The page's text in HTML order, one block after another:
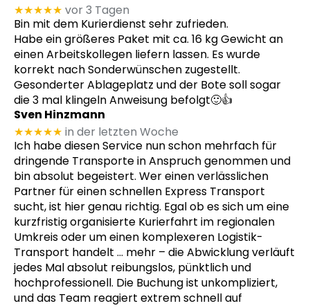
★★★★★ vor 3 Tagen
Bin mit dem Kurierdienst sehr zufrieden.
Habe ein größeres Paket mit ca. 16 kg Gewicht an
einen Arbeitskollegen liefern lassen. Es wurde
korrekt nach Sonderwünschen zugestellt.
Gesonderter Ablageplatz und der Bote soll sogar
die 3 mal klingeln Anweisung befolgt🙂👍
Sven Hinzmann
★★★★★ in der letzten Woche
Ich habe diesen Service nun schon mehrfach für
dringende Transporte in Anspruch genommen und
bin absolut begeistert. Wer einen verlässlichen
Partner für einen schnellen Express Transport
sucht, ist hier genau richtig. Egal ob es sich um eine
kurzfristig organisierte Kurierfahrt im regionalen
Umkreis oder um einen komplexeren Logistik-
Transport handelt … mehr – die Abwicklung verläuft
jedes Mal absolut reibungslos, pünktlich und
hochprofessionell. Die Buchung ist unkompliziert,
und das Team reagiert extrem schnell auf